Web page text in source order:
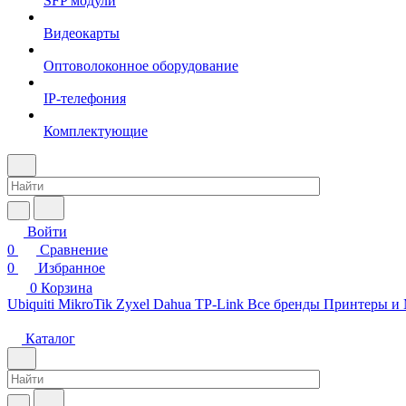
Видеокарты
Оптоволоконное оборудование
IP-телефония
Комплектующие
Войти
0
Сравнение
0
Избранное
0 Корзина
Ubiquiti MikroTik Zyxel Dahua TP-Link Все бренды Принтеры
Каталог